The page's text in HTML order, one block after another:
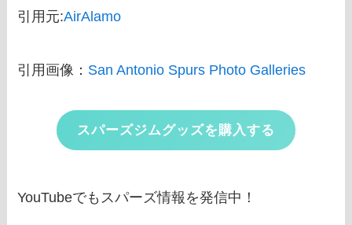
引用元:AirAlamo
引用画像： San Antonio Spurs Photo Galleries
スパーズジムグッズを購入する
YouTubeでもスパーズ情報を発信中！